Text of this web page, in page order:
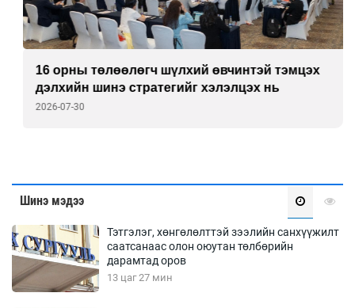
16 орны төлөөлөгч шүлхий өвчинтэй тэмцэх
дэлхийн шинэ стратегийг хэлэлцэх нь
2026-07-30
Шинэ мэдээ
Тэтгэлэг, хөнгөлөлттэй зээлийн санхүүжилт
саатсанаас олон оюутан төлбөрийн
дарамтад оров
13 цаг 27 мин